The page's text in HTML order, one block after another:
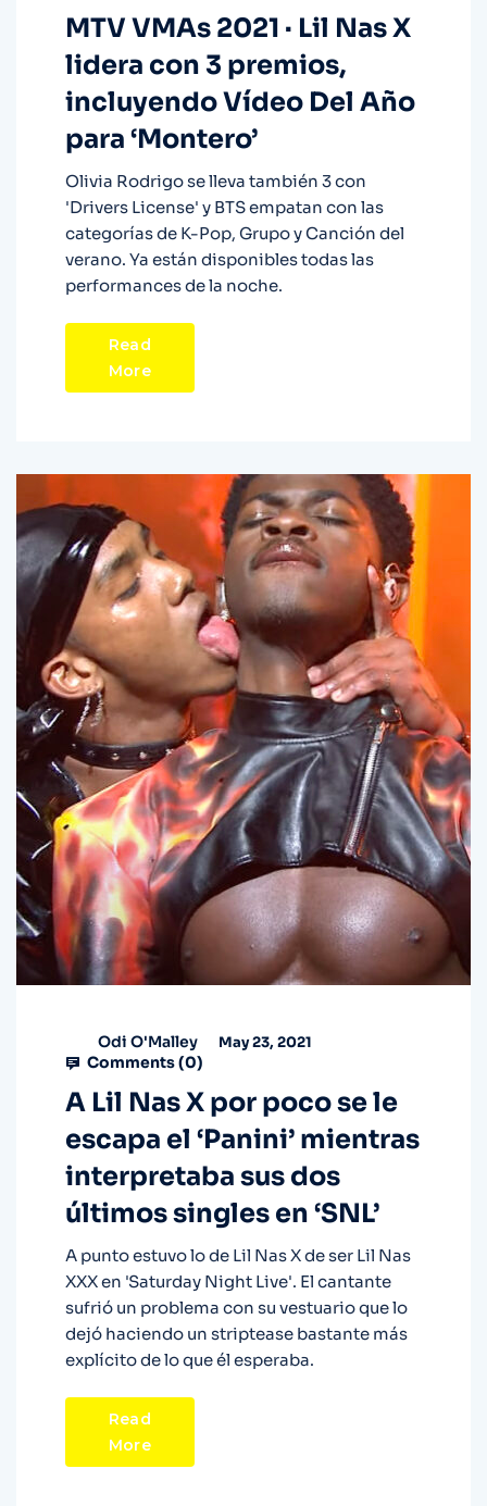
MTV VMAs 2021 · Lil Nas X
lidera con 3 premios,
incluyendo Vídeo Del Año
para ‘Montero’
Olivia Rodrigo se lleva también 3 con
'Drivers License' y BTS empatan con las
categorías de K-Pop, Grupo y Canción del
verano. Ya están disponibles todas las
performances de la noche.
Read
More
Odi O'Malley May 23, 2021
Comments (0)
A Lil Nas X por poco se le
escapa el ‘Panini’ mientras
interpretaba sus dos
últimos singles en ‘SNL’
A punto estuvo lo de Lil Nas X de ser Lil Nas
XXX en 'Saturday Night Live'. El cantante
sufrió un problema con su vestuario que lo
dejó haciendo un striptease bastante más
explícito de lo que él esperaba.
Read
More